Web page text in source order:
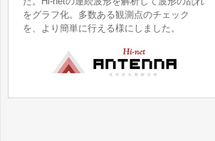
をグラフ化。多数ある観測点のチェック
を、より簡単に行える様にしました。